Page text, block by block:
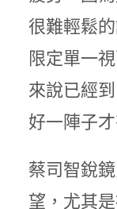
很難輕鬆
限定單一
來說已經
好一陣子
蔡司智銳
望，尤其